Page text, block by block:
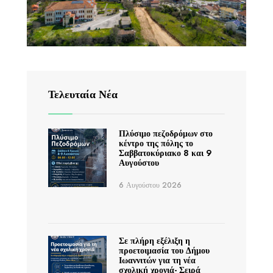
Τελευταία Νέα
Πλύσιμο πεζοδρόμων στο
κέντρο της πόλης το
Σαββατοκύριακο 8 και 9
Αυγούστου
6 Αυγούστου 2026
Σε πλήρη εξέλιξη η
προετοιμασία του Δήμου
Ιωαννιτών για τη νέα
σχολική χρονιά- Σειρά